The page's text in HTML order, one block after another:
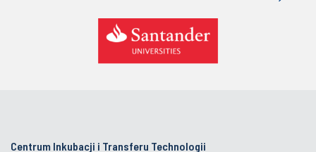
Centrum Inkubacji i Transferu Technologii